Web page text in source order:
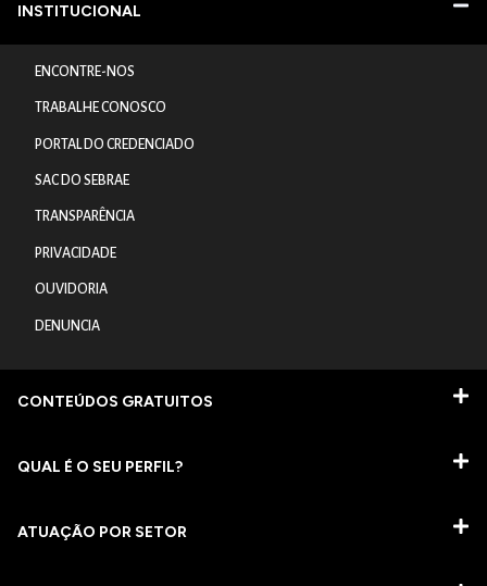
INSTITUCIONAL
ENCONTRE-NOS
TRABALHE CONOSCO
PORTAL DO CREDENCIADO
SAC DO SEBRAE
TRANSPARÊNCIA
PRIVACIDADE
OUVIDORIA
DENUNCIA
CONTEÚDOS GRATUITOS
QUAL É O SEU PERFIL?
ATUAÇÃO POR SETOR